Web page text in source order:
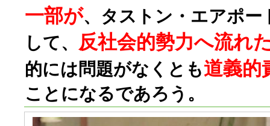
一部が、タストン・エアポー
して、 反社会的勢力へ流れ
的には問題がなくとも道義的
ことになるであろう。